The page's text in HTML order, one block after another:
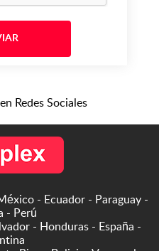
Redes Sociales
- Ecuador - Paraguay -
- Perú
- Honduras - España -